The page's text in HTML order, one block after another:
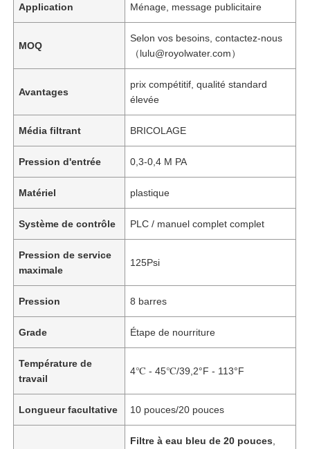
Aperçu
Application Ménage, message publicitaire
MOQ
Selon vos besoins, contactez-nous
（lulu@royolwater.com）
Avantages
prix compétitif, qualité standard
élevée
Média filtrant BRICOLAGE
Pression d'entrée 0,3-0,4 M PA
Matériel plastique
Système de contrôle PLC / manuel complet complet
Pression de service
maximale
125Psi
Pression 8 barres
Grade Étape de nourriture
Température de
travail
4℃ - 45℃/39,2°F - 113°F
Longueur facultative 10 pouces/20 pouces
Filtre à eau bleu de 20 pouces